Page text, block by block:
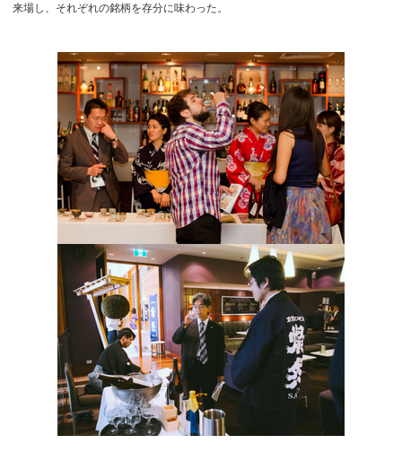
来場し、それぞれの銘柄を存分に味わった。